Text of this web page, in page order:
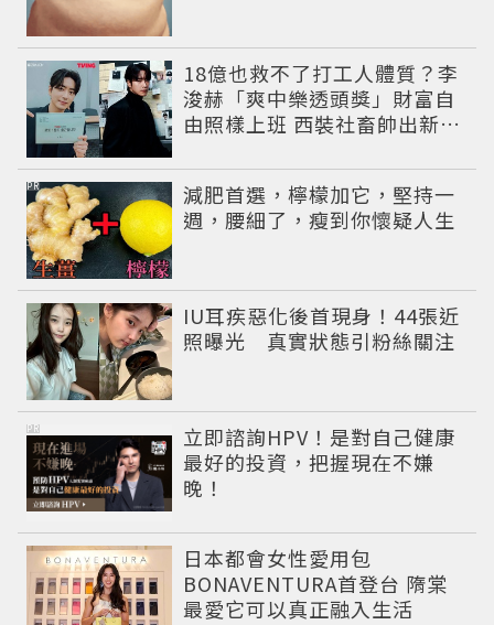
18億也救不了打工人體質？李
浚赫「爽中樂透頭獎」財富自
由照樣上班 西裝社畜帥出新高
減肥首選，檸檬加它，堅持一
週，腰細了，瘦到你懷疑人生
PR
IU耳疾惡化後首現身！44張近
照曝光 真實狀態引粉絲關注
立即諮詢HPV！是對自己健康
最好的投資，把握現在不嫌
晚！
PR
日本都會女性愛用包
BONAVENTURA首登台 隋棠
最愛它可以真正融入生活